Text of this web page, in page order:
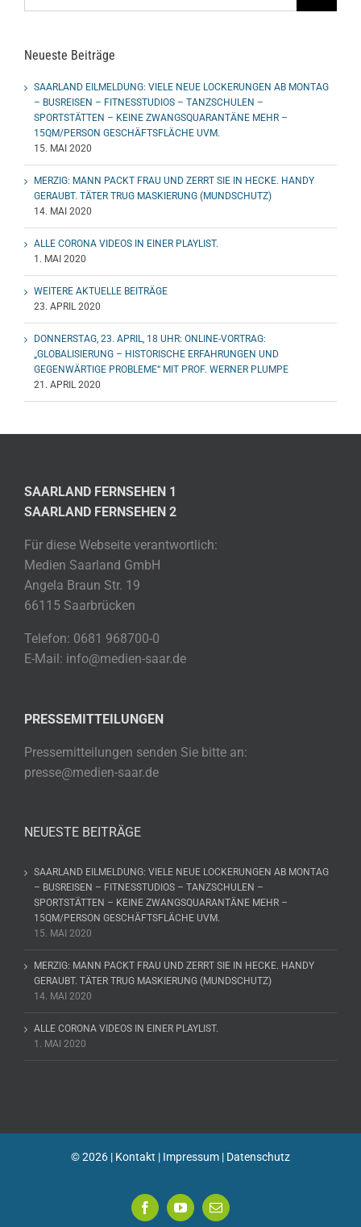
Neueste Beiträge
SAARLAND EILMELDUNG: VIELE NEUE LOCKERUNGEN AB MONTAG
– BUSREISEN – FITNESSTUDIOS – TANZSCHULEN –
SPORTSTÄTTEN – KEINE ZWANGSQUARANTÄNE MEHR –
15QM/PERSON GESCHÄFTSFLÄCHE UVM.
15. MAI 2020
MERZIG: MANN PACKT FRAU UND ZERRT SIE IN HECKE. HANDY
GERAUBT. TÄTER TRUG MASKIERUNG (MUNDSCHUTZ)
14. MAI 2020
ALLE CORONA VIDEOS IN EINER PLAYLIST.
1. MAI 2020
WEITERE AKTUELLE BEITRÄGE
23. APRIL 2020
DONNERSTAG, 23. APRIL, 18 UHR: ONLINE-VORTRAG:
„GLOBALISIERUNG – HISTORISCHE ERFAHRUNGEN UND
GEGENWÄRTIGE PROBLEME“ MIT PROF. WERNER PLUMPE
21. APRIL 2020
SAARLAND FERNSEHEN 1
SAARLAND FERNSEHEN 2
Für diese Webseite verantwortlich:
Medien Saarland GmbH
Angela Braun Str. 19
66115 Saarbrücken
Telefon: 0681 968700-0
E-Mail: info@medien-saar.de
PRESSEMITTEILUNGEN
Pressemitteilungen senden Sie bitte an:
presse@medien-saar.de
NEUESTE BEITRÄGE
SAARLAND EILMELDUNG: VIELE NEUE LOCKERUNGEN AB MONTAG
– BUSREISEN – FITNESSTUDIOS – TANZSCHULEN –
SPORTSTÄTTEN – KEINE ZWANGSQUARANTÄNE MEHR –
15QM/PERSON GESCHÄFTSFLÄCHE UVM.
15. MAI 2020
MERZIG: MANN PACKT FRAU UND ZERRT SIE IN HECKE. HANDY
GERAUBT. TÄTER TRUG MASKIERUNG (MUNDSCHUTZ)
14. MAI 2020
ALLE CORONA VIDEOS IN EINER PLAYLIST.
1. MAI 2020
©2026 | Kontakt | Impressum | Datenschutz
FacebookYouTube
E-
Mail